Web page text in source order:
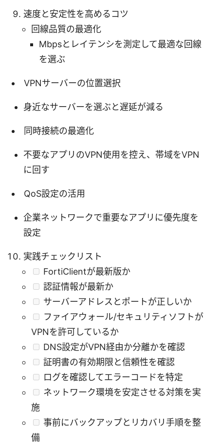
速度と安定性を高めるコツ
回線品質の最適化
Mbpsとレイテンシを測定して最適な回線
を選ぶ
VPNサーバーの位置選択
身近なサーバーを選ぶと遅延が減る
同時接続の最適化
不要なアプリのVPN使用を控え、帯域をVPN
に回す
QoS設定の活用
企業ネットワークで重要なアプリに優先度を
設定
実践チェックリスト
FortiClientが最新版か
認証情報が最新か
サーバーアドレスとポートが正しいか
ファイアウォール/セキュリティソフトが
VPNを許可しているか
DNS設定がVPN経由か分離かを確認
証明書の有効期限と信頼性を確認
ログを確認してエラーコードを特定
ネットワーク環境を安定させる対策を実
施
事前にバックアップとリカバリ手順を整
備